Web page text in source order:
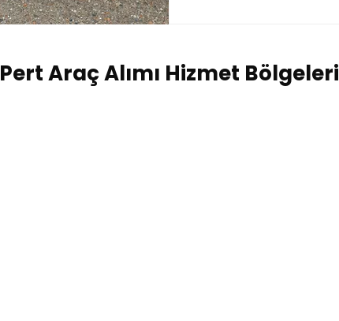
Pert Araç Alımı Hizmet Bölgeleri